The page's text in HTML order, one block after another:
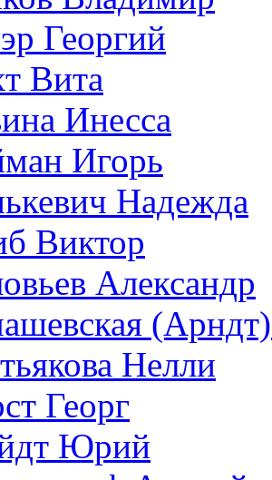
Георгий
Вита
Инесса
Игорь
Надежда
Виктор
Александр
Нелли
Георг
Юрий